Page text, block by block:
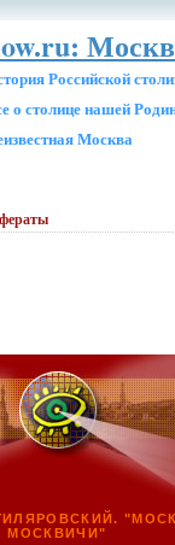
Российской
о столице нашей
Москва
МОСКВИЧИ"